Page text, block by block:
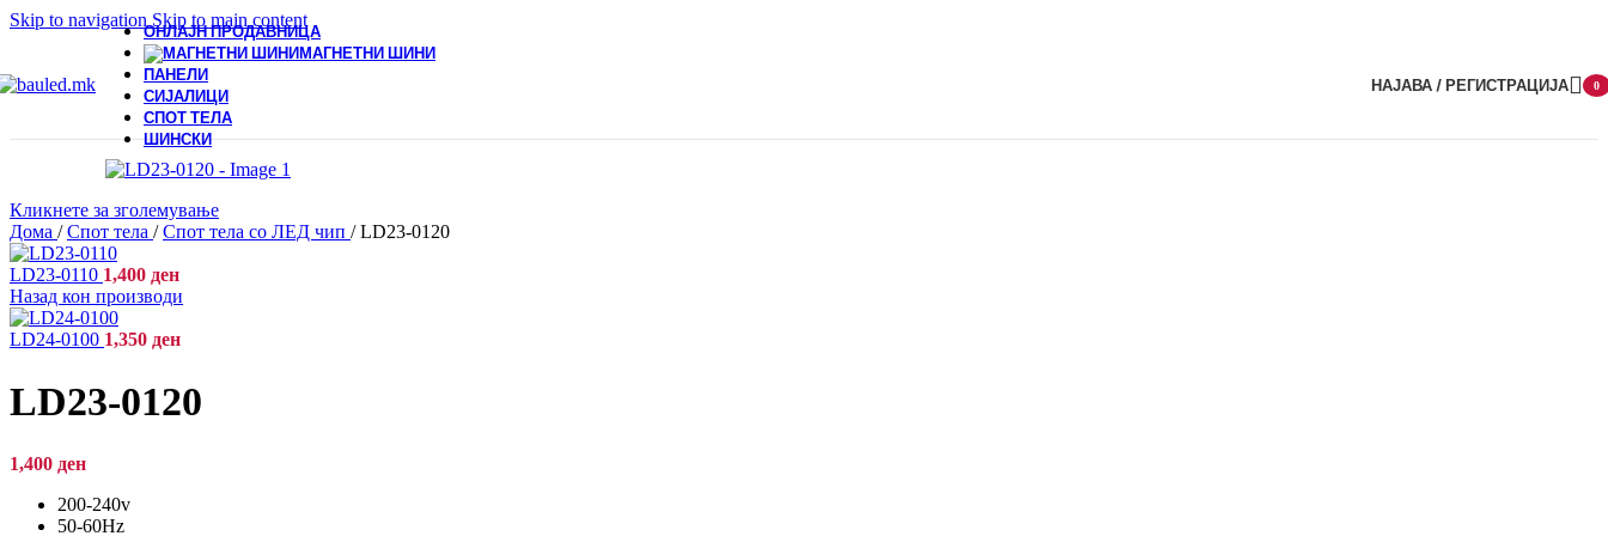
Skip to navigation Skip to main content
ОНЛАЈН ПРОДАВНИЦА
МАГНЕТНИ ШИНИ
ПАНЕЛИ
СИЈАЛИЦИ
СПОТ ТЕЛА
ШИНСКИ
НАЈАВА / РЕГИСТРАЦИЈА
0
Кликнете за зголемување
Дома / Спот тела / Спот тела со ЛЕД чип / LD23-0120
LD23-0110 1,400 ден
Назад кон производи
LD24-0100 1,350 ден
LD23-0120
1,400 ден
200-240v
50-60Hz